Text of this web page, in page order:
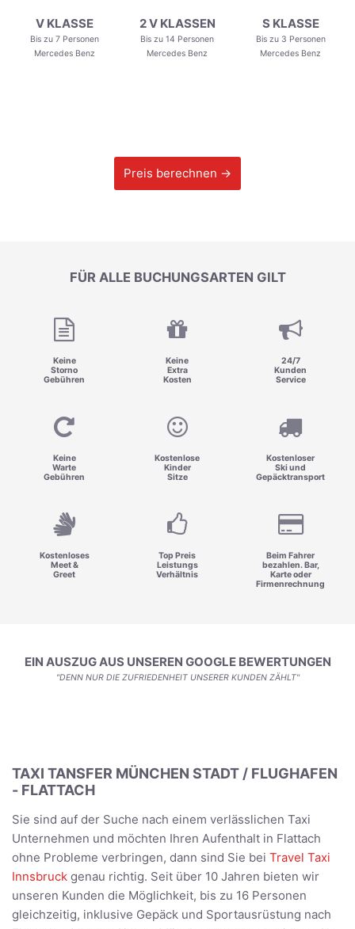
V KLASSE
Bis zu 7 Personen
Mercedes Benz
2 V KLASSEN
Bis zu 14 Personen
Mercedes Benz
S KLASSE
Bis zu 3 Personen
Mercedes Benz
Preis berechnen →
FÜR ALLE BUCHUNGSARTEN GILT
Keine
Storno
Gebühren
Keine
Extra
Kosten
24/7
Kunden
Service
Keine
Warte
Gebühren
Kostenlose
Kinder
Sitze
Kostenloser
Ski und
Gepäcktransport
Kostenloses
Meet &
Greet
Top Preis
Leistungs
Verhältnis
Beim Fahrer
bezahlen. Bar,
Karte oder
Firmenrechnung
EIN AUSZUG AUS UNSEREN GOOGLE BEWERTUNGEN
"DENN NUR DIE ZUFRIEDENHEIT UNSERER KUNDEN ZÄHLT"
TAXI TANSFER MÜNCHEN STADT / FLUGHAFEN
- FLATTACH
Sie sind auf der Suche nach einem verlässlichen Taxi
Unternehmen und möchten Ihren Aufenthalt in Flattach
ohne Probleme verbringen, dann sind Sie bei Travel Taxi
Innsbruck genau richtig. Seit über 10 Jahren bieten wir
unseren Kunden die Möglichkeit, bis zu 16 Personen
gleichzeitig, inklusive Gepäck und Sportausrüstung nach